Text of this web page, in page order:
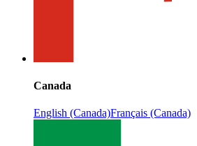
Canada
English (Canada)Français (Canada)